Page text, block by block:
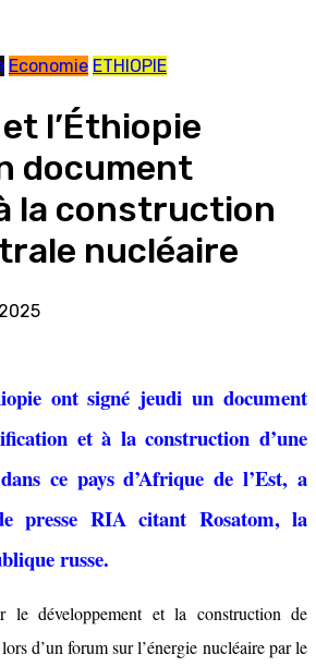
Economie ETHIOPIE
l’Éthiopie
document
la construction
nucléaire
ont signé jeudi un document
et à la construction d’une
ce pays d’Afrique de l’Est, a
presse RIA citant Rosatom, la
russe.
le développement et la construction de
d’un forum sur l’énergie nucléaire par le